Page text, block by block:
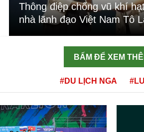
Thông điệp chống vũ khí
nhà lãnh đạo Việt Nam Tô
BẤM ĐỂ XEM
#DU LỊCH NGA